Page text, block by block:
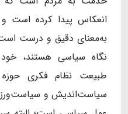
انعکاس پیدا کرده
به‌معنای دقیق و درست
نگاه سیاسی هستند،
طبیعت نظام فکری
سیاست‌اندیش و